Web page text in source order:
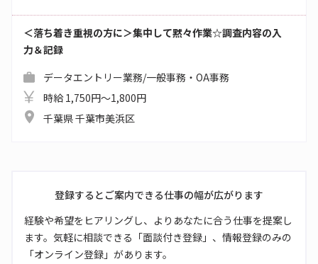
＜落ち着き重視の方に＞集中して黙々作業☆調査内容の入
力＆記録
データエントリー業務/一般事務・OA事務
時給 1,750円～1,800円
千葉県 千葉市美浜区
登録するとご案内できる仕事の幅が広がります
経験や希望をヒアリングし、よりあなたに合う仕事を提案し
ます。気軽に相談できる「面談付き登録」、情報登録のみの
「オンライン登録」があります。